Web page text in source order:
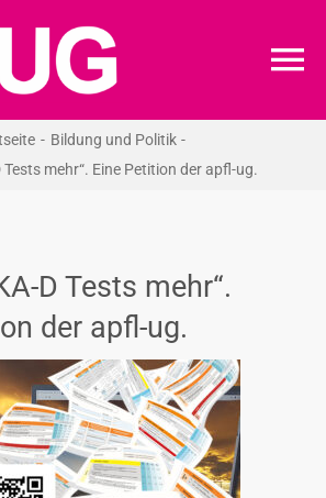
Bildung und Politik
Tests mehr“. Eine Petition der apfl-ug.
D Tests mehr“.
der apfl-ug.